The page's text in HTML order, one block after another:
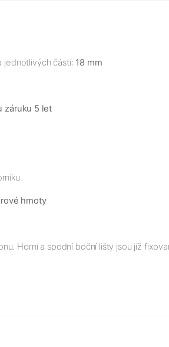
jednotlivých částí: 18 mm
záruku 5 let
hmoty
Horní a spodní boční lišty jsou již